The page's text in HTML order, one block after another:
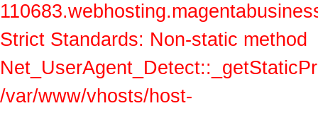
Strict Standards: Non-static method
/var/www/vhosts/host-